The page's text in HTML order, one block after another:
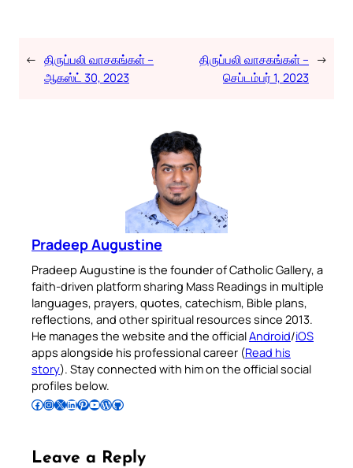
← திருப்பலி வாசகங்கள் –
ஆகஸ்ட் 30, 2023
திருப்பலி வாசகங்கள் –
செப்டம்பர் 1, 2023
→
Pradeep Augustine
Pradeep Augustine is the founder of Catholic Gallery, a
faith-driven platform sharing Mass Readings in multiple
languages, prayers, quotes, catechism, Bible plans,
reflections, and other spiritual resources since 2013.
He manages the website and the officialAndroid/iOS
apps alongside his professional career (Read his
story). Stay connected with him on the official social
profiles below.
Follow Pradeep on Facebook Follow Pradeep on InstagramFollow Pradeep on X Follow Pradeep on LinkedIn Follow Pradeep on Pinterest Subscribe to Pradeep’s Youtube Channel Follow Pradeep on WordPress Follow Pradeep on GitHub
Leave a Reply